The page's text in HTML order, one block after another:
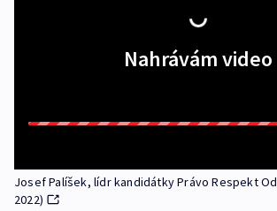
Nahrávám video
Josef Palíšek, lídr kandidátky Právo Respekt
2022)